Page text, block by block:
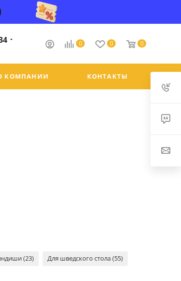
0 0 0
КОМПАНИИ КОНТАКТЫ
(23) Для шведского стола (55)